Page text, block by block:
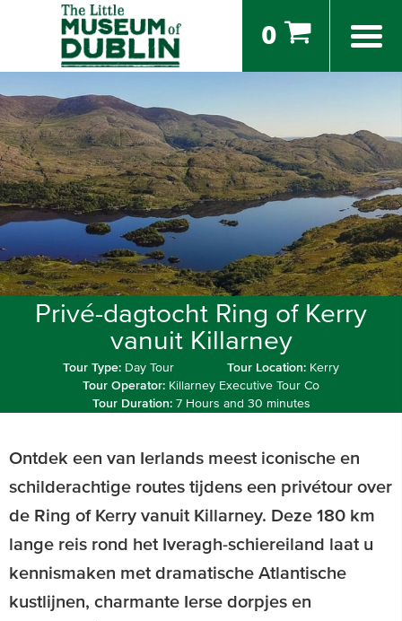
0
Privé-dagtocht Ring of Kerry
vanuit Killarney
Tour Type: Day Tour Tour Location: Kerry
Tour Operator: Killarney Executive Tour Co
Tour Duration: 7 Hours and 30 minutes
Ontdek een van Ierlands meest iconische en
schilderachtige routes tijdens een privétour over
de Ring of Kerry vanuit Killarney. Deze 180 km
lange reis rond het Iveragh-schiereiland laat u
kennismaken met dramatische Atlantische
kustlijnen, charmante Ierse dorpjes en